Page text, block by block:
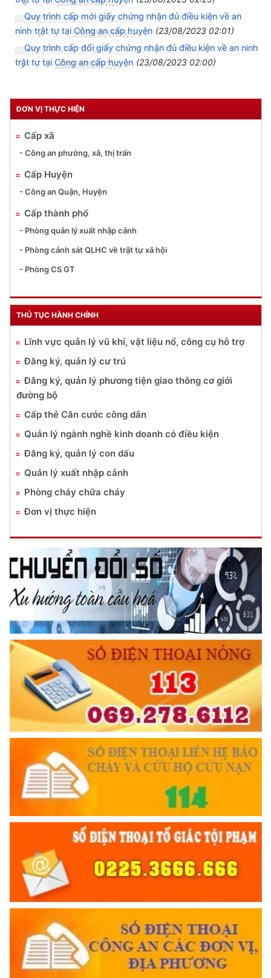
Quy trình cấp mới giấy chứng nhận đủ điều kiện về an
ninh trật tự tại Công an cấp huyện (23/08/2023 02:01)
Quy trình cấp đổi giấy chứng nhận đủ điều kiện về an ninh
trật tự tại Công an cấp huyện (23/08/2023 02:00)
ĐƠN VỊ THỰC HIỆN
Cấp xã
- Công an phường, xã, thị trấn
Cấp Huyện
- Công an Quận, Huyện
Cấp thành phố
- Phòng quản lý xuất nhập cảnh
- Phòng cảnh sát QLHC về trật tự xã hội
- Phòng CS GT
THỦ TỤC HÀNH CHÍNH
Lĩnh vực quản lý vũ khí, vật liệu nổ, công cụ hỗ trợ
Đăng ký, quản lý cư trú
Đăng ký, quản lý phương tiện giao thông cơ giới
đường bộ
Cấp thẻ Căn cước công dân
Quản lý ngành nghề kinh doanh có điều kiện
Đăng ký, quản lý con dấu
Quản lý xuất nhập cảnh
Phòng cháy chữa cháy
Đơn vị thực hiện